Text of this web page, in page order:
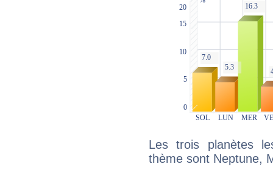
Les trois planètes
thème sont Neptune,